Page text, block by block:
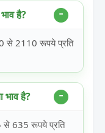
है?
से 2110 रूपये प्रति
भाव है?
से 635 रूपये प्रति